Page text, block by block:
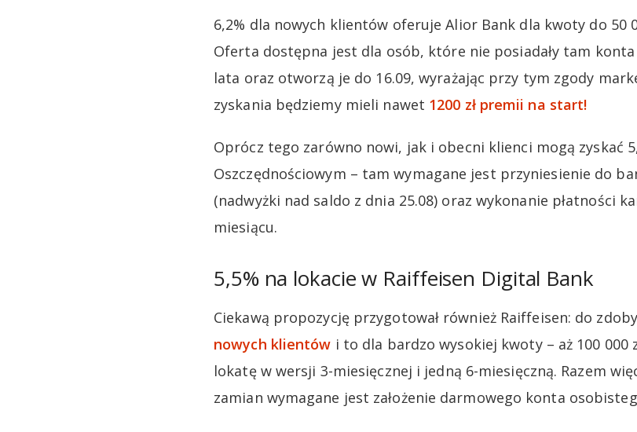
6,2% dla nowych klientów oferuje Alior Bank dla kwoty do 50
Oferta dostępna jest dla osób, które nie posiadały tam
lata oraz otworzą je do 16.09, wyrażając przy tym zgody
zyskania będziemy mieli nawet 1200 zł premii na start!
Oprócz tego zarówno nowi, jak i obecni klienci mogą zyskać
Oszczędnościowym – tam wymagane jest przyniesienie do
(nadwyżki nad saldo z dnia 25.08) oraz wykonanie płatności
miesiącu.
5,5% na lokacie w Raiffeisen Digital Bank
Ciekawą propozycję przygotował również Raiffeisen: do
nowych klientów i to dla bardzo wysokiej kwoty – aż 100 000
lokatę w wersji 3-miesięcznej i jedną 6-miesięczną. Razem
zamian wymagane jest założenie darmowego konta